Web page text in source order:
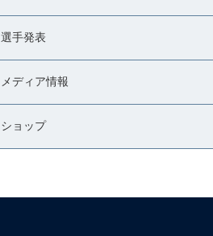
選手発表
メディア情報
ショップ